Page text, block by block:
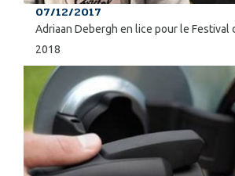
07/12/2017
Adriaan Debergh en lice pour le Festival
2018